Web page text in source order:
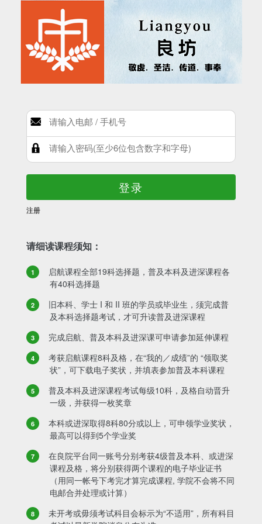
登录
注册
请细读课程须知：
启航课程全部19科选择题，普及本科及进深课程各
有40科选择题
旧本科、学士 I 和 II 班的学员或毕业生，须完成普
及本科选择题考试，才可升读普及进深课程
完成启航、普及本科及进深课可申请参加延伸课程
考获启航课程8科及格，在“我的／成绩”的 “领取奖
状”，可下载电子奖状，并填表参加普及本科课程
普及本科及进深课程考试每级10科，及格自动晋升
一级，并获得一枚奖章
本科或进深取得8科80分或以上，可申领学业奖状，
最高可以得到5个学业奖
在良院平台同一账号分别考获4级普及本科、或进深
课程及格，将分别获得两个课程的电子毕业证书
（用同一帐号下考完才算完成课程, 学院不会将不同
电邮合并处理或计算）
未开考或毋须考试科目会标示为“不适用”，所有科目